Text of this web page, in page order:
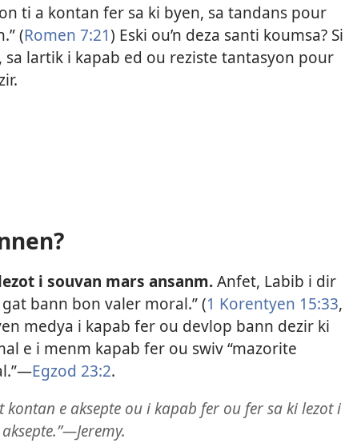
ti a kontan fer sa ki byen, sa tandans pour
(Romen 7:21) Eski ou’n deza santi koumsa? Si
sa lartik i kapab ed ou reziste tantasyon pour
i souvan mars ansanm.Anfet, Labib i dir
bann bon valer moral.” (1 Korentyen 15:33,
medya i kapab fer ou devlop bann dezir ki
e i menm kapab fer ou swiv “mazorite
Egzod 23:2.
kontan e aksepte ou i kapab fer ou fer sa ki lezot i